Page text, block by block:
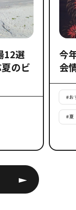
12選
夏のビ
今
会
#お
#夏